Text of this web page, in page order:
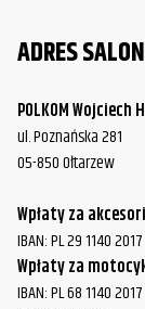
ADRES
POLKOM Wojciech
ul. Poznańska 281
05-850 Ołtarzew
Wpłaty za
IBAN: PL 29 1140
Wpłaty za
IBAN: PL 68 1140